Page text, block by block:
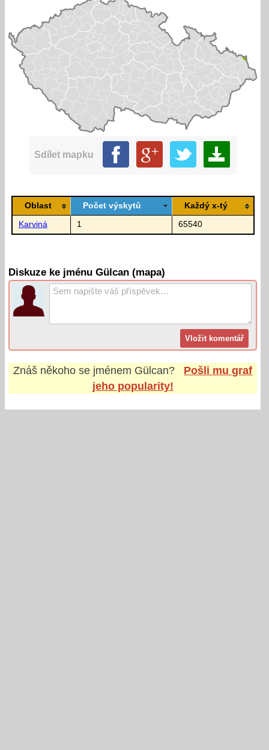
Sdílet mapku
Oblast Počet výskytů Každý x-tý
Karviná 1 65540
Diskuze ke jménu Gülcan (mapa)
Znáš někoho se jménem Gülcan?
Pošli mu graf
jeho popularity!